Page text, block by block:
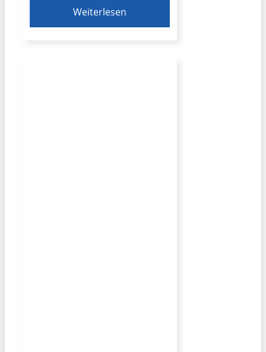
Weiterlesen